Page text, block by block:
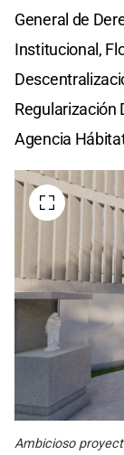
General de
Institucional,
Regularización
Agencia
Ambicioso